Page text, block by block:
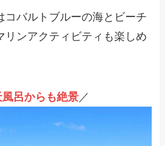
コバルトブルーの海とビーチ
リンアクティビティも楽しめ
風呂からも絶景／